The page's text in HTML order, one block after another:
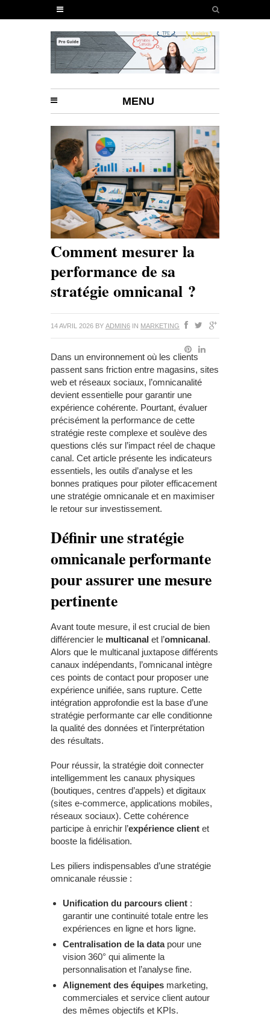
MENU
Comment mesurer la
performance de sa
stratégie omnicanal ?
14 AVRIL 2026 BY ADMIN6 IN MARKETING
Dans un environnement où les clients
passent sans friction entre magasins, sites
web et réseaux sociaux, l’omnicanalité
devient essentielle pour garantir une
expérience cohérente. Pourtant, évaluer
précisément la performance de cette
stratégie reste complexe et soulève des
questions clés sur l’impact réel de chaque
canal. Cet article présente les indicateurs
essentiels, les outils d’analyse et les
bonnes pratiques pour piloter efficacement
une stratégie omnicanale et en maximiser
le retour sur investissement.
Définir une stratégie
omnicanale performante
pour assurer une mesure
pertinente
Avant toute mesure, il est crucial de bien
différencier le multicanal et l’omnicanal.
Alors que le multicanal juxtapose différents
canaux indépendants, l’omnicanal intègre
ces points de contact pour proposer une
expérience unifiée, sans rupture. Cette
intégration approfondie est la base d’une
stratégie performante car elle conditionne
la qualité des données et l’interprétation
des résultats.
Pour réussir, la stratégie doit connecter
intelligemment les canaux physiques
(boutiques, centres d’appels) et digitaux
(sites e-commerce, applications mobiles,
réseaux sociaux). Cette cohérence
participe à enrichir l’expérience client et
booste la fidélisation.
Les piliers indispensables d’une stratégie
omnicanale réussie :
Unification du parcours client :
garantir une continuité totale entre les
expériences en ligne et hors ligne.
Centralisation de la datapour une
vision 360° qui alimente la
personnalisation et l’analyse fine.
Alignement des équipes marketing,
commerciales et service client autour
des mêmes objectifs et KPIs.